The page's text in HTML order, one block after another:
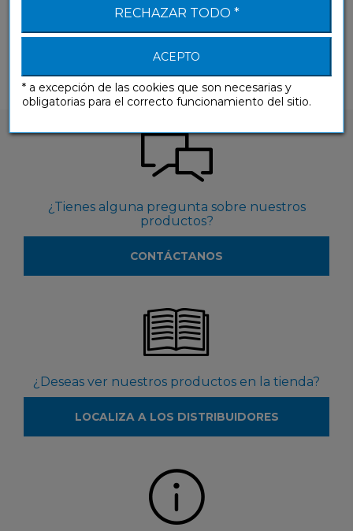
Anterior 1 2 Siguiente
¿Tienes alguna pregunta sobre nuestros
productos?
CONTÁCTANOS
¿Deseas ver nuestros productos en la tienda?
LOCALIZA A LOS DISTRIBUIDORES
RECHAZAR TODO *
ACEPTO
* a excepción de las cookies que son necesarias y
obligatorias para el correcto funcionamiento del sitio.